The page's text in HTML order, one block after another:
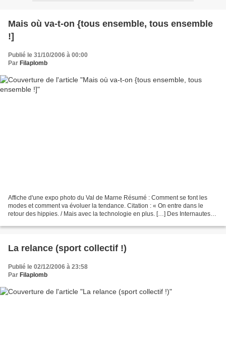
Mais où va-t-on {tous ensemble, tous ensemble
!]
Publié le 31/10/2006 à 00:00
Par Filaplomb
Affiche d'une expo photo du Val de Marne Résumé : Comment se font les
modes et comment va évoluer la tendance. Citation : « On entre dans le
retour des hippies. / Mais avec la technologie en plus. […] Des Internautes
La relance (sport collectif !)
Publié le 02/12/2006 à 23:58
Par Filaplomb